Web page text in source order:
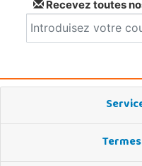
Recevez toutes